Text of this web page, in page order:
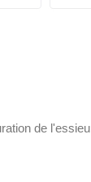
de l'essieu